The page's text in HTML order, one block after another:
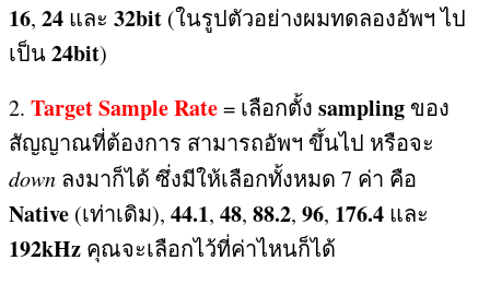
16, 24 และ 32bit (ในรูปตัวอย่างผมทดลองอัพฯ ไป
เป็น24bit)
2. Target Sample Rate= เลือกตั้ง sampling ของ
สัญญาณที่ต้องการ สามารถอัพฯ ขึ้นไป หรือจะ
down ลงมาก็ได้ ซึ่งมีให้เลือกทั้งหมด 7 ค่า คือ
Native (เท่าเดิม), 44.1, 48, 88.2, 96, 176.4 และ
192kHz คุณจะเลือกไว้ที่ค่าไหนก็ได้